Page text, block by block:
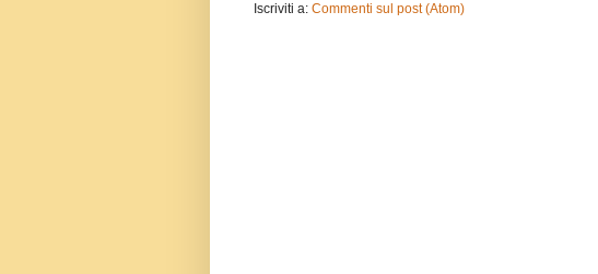
Iscriviti a: Commenti sul post (Atom)